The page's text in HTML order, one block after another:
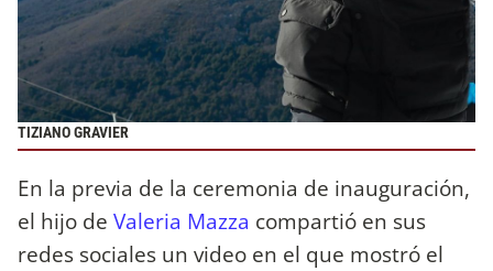
TIZIANO GRAVIER
En la previa de la ceremonia de inauguración,
el hijo de Valeria Mazza compartió en sus
redes sociales un video en el que mostró el